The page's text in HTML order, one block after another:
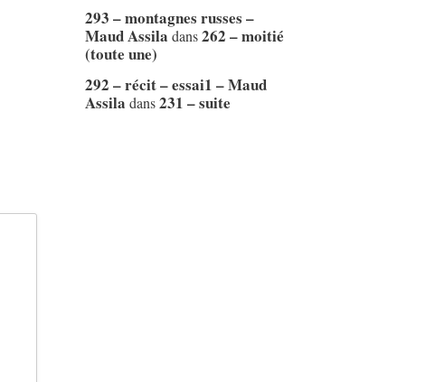
293 – montagnes russes –
Maud Assila dans262 – moitié
(toute une)
292 – récit – essai1 – Maud
Assila dans231 – suite